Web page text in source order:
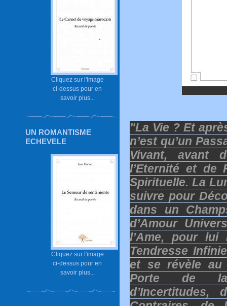
Cliquez sur l'image
ci-dessus pour en
savoir plus...
UN ROMANTISME
ECHEVELE
Cliquez sur l'image
ci-dessus pour en
savoir plus...
"La Vie ? Et
n’est qu’un
Vivant, avant
l’Eternité et de
Spirituelle. La
suivre pour
dans un
d’Amour
l’Ame, pour lui
Tendresse
et se révèle au
Porte de la